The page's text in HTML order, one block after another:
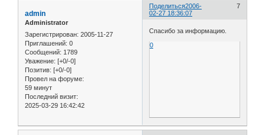
Поделиться 7
2006-
02-27 18:36:07
admin
Administrator
Зарегистрирован: 2005-11-27
Приглашений: 0
Сообщений: 1789
Уважение: [+0/-0]
Позитив: [+0/-0]
Провел на форуме:
59 минут
Последний визит:
2025-03-29 16:42:42
Спасибо за информацию.
0